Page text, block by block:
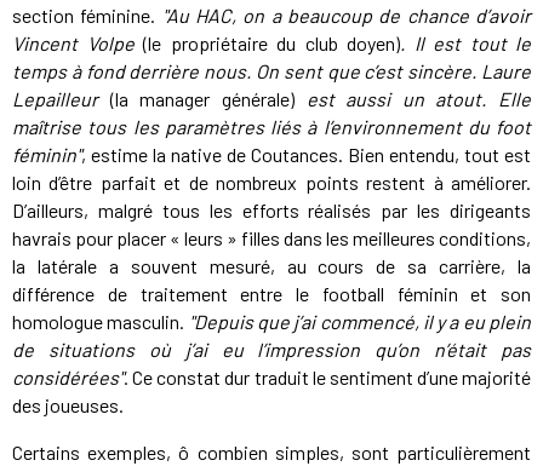
section féminine. "Au HAC, on a beaucoup de chance d’avoir
Vincent Volpe(le propriétaire du club doyen). Il est tout le
temps à fond derrière nous. On sent que c’est sincère. Laure
Lepailleur(la manager générale)est aussi un atout. Elle
maîtrise tous les paramètres liés à l’environnement du foot
féminin", estime la native de Coutances. Bien entendu, tout est
loin d’être parfait et de nombreux points restent à améliorer.
D’ailleurs, malgré tous les efforts réalisés par les dirigeants
havrais pour placer « leurs » filles dans les meilleures conditions,
la latérale a souvent mesuré, au cours de sa carrière, la
différence de traitement entre le football féminin et son
homologue masculin. "Depuis que j’ai commencé, il y a eu plein
de situations où j’ai eu l’impression qu’on n’était pas
considérées". Ce constat dur traduit le sentiment d’une majorité
des joueuses.
Certains exemples, ô combien simples, sont particulièrement